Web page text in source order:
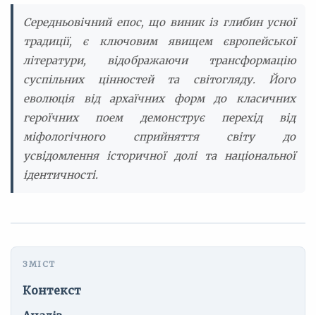
Середньовічний епос, що виник із глибин усної
традиції, є ключовим явищем європейської
літератури, відображаючи трансформацію
суспільних цінностей та світогляду. Його
еволюція від архаїчних форм до класичних
героїчних поем демонструє перехід від
міфологічного сприйняття світу до
усвідомлення історичної долі та національної
ідентичності.
Контекст